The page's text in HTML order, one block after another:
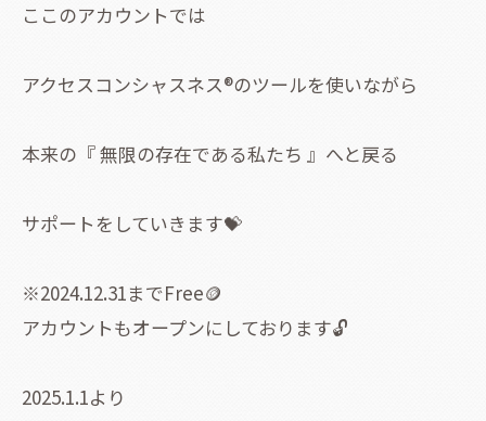
ここのアカウントでは
アクセスコンシャスネス®のツールを使いながら
本来の『 無限の存在である私たち 』へと戻る
サポートをしていきます💝
※2024.12.31までFree🪙
アカウントもオープンにしております🔓️
2025.1.1より